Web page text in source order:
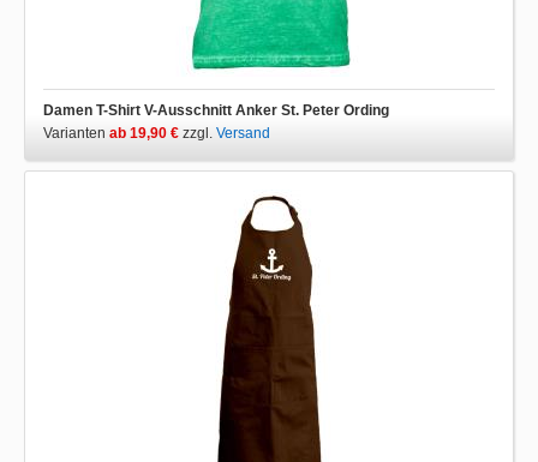
Damen T-Shirt V-Ausschnitt Anker St. Peter Ording
Varianten ab 19,90 € zzgl. Versand